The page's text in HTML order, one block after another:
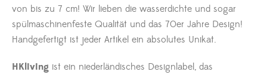
von bis zu 7 cm! Wir lieben die wasserdichte und sogar
spülmaschinenfeste Qualität und das 70er Jahre Design!
Handgefertigt ist jeder Artikel ein absolutes Unikat.
HKliving ist ein niederländisches Designlabel, das